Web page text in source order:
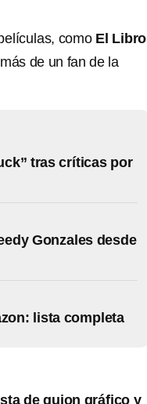
como El Libro
de un fan de la
tras críticas por
Gonzales desde
lista completa
de guion gráfico y